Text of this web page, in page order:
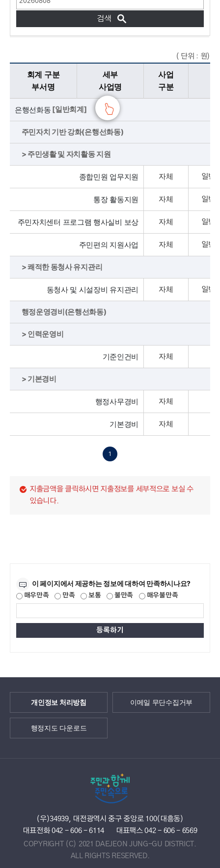
( 단위 : 원)
세부사업진행현황에 대한 내용으로 회계구분 부서명, 세부 사업명, 사업 구분, 분야, 예산현액, 지출액, 집행잔액, 집행률로 구분되어 제공합니다.
회계 구분
부서명
세부
사업명
사업
구분
은행선화동 [일반회계]
주민자치 기반 강화(은행선화동)
> 주민생활 및 자치활동 지원
종합민원 업무지원 자체 일반
통장 활동지원 자체 일반
주민자치센터 프로그램 행사실비 보상 자체 일반
주민편의 지원사업 자체 일반
> 쾌적한 동청사 유지관리
동청사 및 시설장비 유지관리 자체 일반
행정운영경비(은행선화동)
> 인력운영비
기준인건비 자체
> 기본경비
행정사무경비 자체
기본경비 자체
1
지출금액을 클릭하시면 지출정보를 세부적으로 보실 수
있습니다.
이 페이지에서 제공하는 정보에 대하여 만족하시나요?
매우만족 만족 보통 불만족 매우불만족
개인정보 처리방침 이메일 무단수집거부
행정지도 다운로드
(우)34939, 대전광역시 중구 중앙로 100(대흥동)
대표전화 042 - 606 - 6114
대표팩스 042 - 606 - 6569
COPYRIGHT (C) 2021 DAEJEON JUNG-GU DISTRICT.
ALL RIGHTS RESERVED.